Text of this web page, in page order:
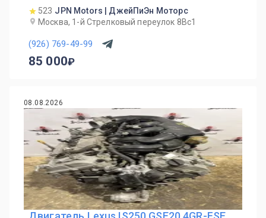
523 JPN Motors | ДжейПиЭн Моторс
Москва, 1-й Cтрелковый переулок 8Вс1
(926) 769-49-99
85 000
08.08.2026